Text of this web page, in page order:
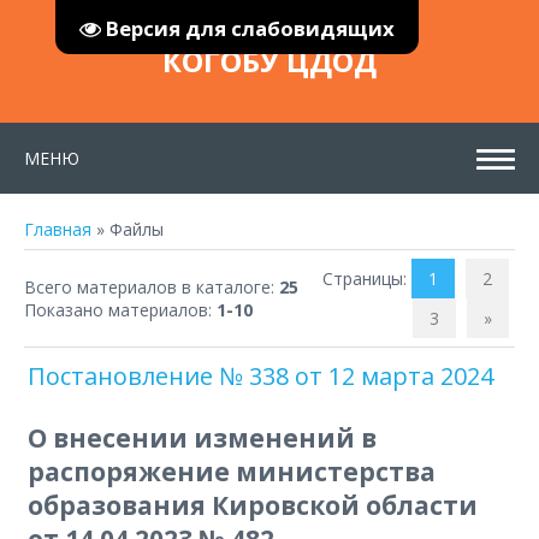
Версия для слабовидящих
КОГОБУ ЦДОД
МЕНЮ
Главная » Файлы
Всего материалов в каталоге: 25
Показано материалов: 1-10
Страницы: 1
2
3
»
Постановление № 338 от 12 марта 2024
О внесении изменений в
распоряжение министерства
образования Кировской области